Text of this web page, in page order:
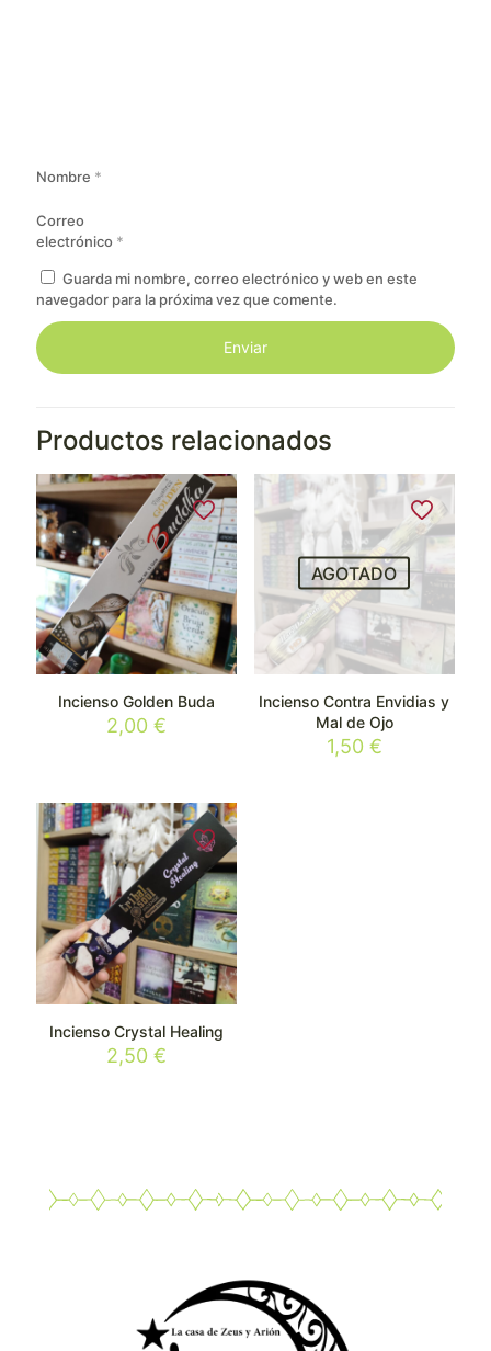
Nombre *
Correo
electrónico *
Guarda mi nombre, correo electrónico y web en este
navegador para la próxima vez que comente.
Productos relacionados
Incienso Golden Buda
2,00€
AGOTADO
Incienso Contra Envidias y
Mal de Ojo
1,50 €
Incienso Crystal Healing
2,50€